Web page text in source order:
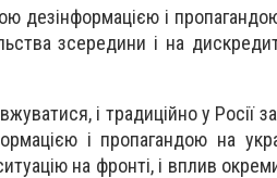
дезінформацією і
зсередини і на
і традиційно у Росії
і пропагандою на
на фронті, і вплив